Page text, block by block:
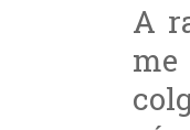
A